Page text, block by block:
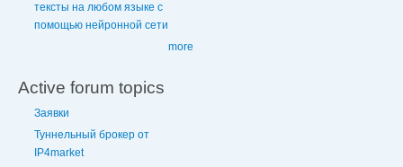
тексты на любом языке с
помощью нейронной сети
more
Active forum topics
Заявки
Туннельный брокер от
IP4market